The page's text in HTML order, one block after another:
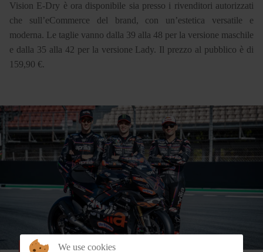
Vision E-Dry è ora disponibile sia presso i rivenditori autorizzati
che sull’eCommerce del brand, con un’estetica versatile e
moderna. Le taglie vanno dalla 39 alla 48 per la versione maschile
e dalla 35 alla 42 per la versione Lady. Il prezzo al pubblico è di
159,90 €.
SPORT We use cookies